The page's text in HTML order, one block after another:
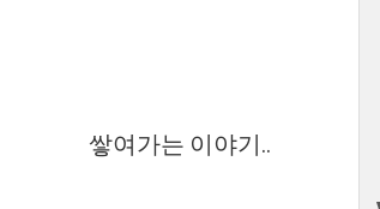
쌓여가는 이야기..